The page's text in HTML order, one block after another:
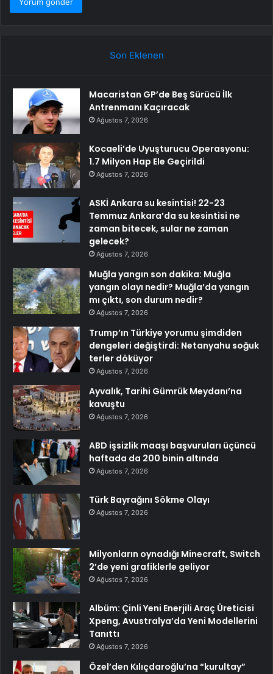
Son Eklenen
Macaristan GP’de Beş Sürücü İlk
Antrenmanı Kaçıracak
Ağustos 7, 2026
Kocaeli’de Uyuşturucu Operasyonu:
1.7 Milyon Hap Ele Geçirildi
Ağustos 7, 2026
ASKİ Ankara su kesintisi! 22-23
Temmuz Ankara’da su kesintisi ne
zaman bitecek, sular ne zaman
gelecek?
Ağustos 7, 2026
Muğla yangın son dakika: Muğla
yangın olayı nedir? Muğla’da yangın
mı çıktı, son durum nedir?
Ağustos 7, 2026
Trump’ın Türkiye yorumu şimdiden
dengeleri değiştirdi: Netanyahu soğuk
terler döküyor
Ağustos 7, 2026
Ayvalık, Tarihi Gümrük Meydanı’na
kavuştu
Ağustos 7, 2026
ABD işsizlik maaşı başvuruları üçüncü
haftada da 200 binin altında
Ağustos 7, 2026
Türk Bayrağını Sökme Olayı
Ağustos 7, 2026
Milyonların oynadığı Minecraft, Switch
2’de yeni grafiklerle geliyor
Ağustos 7, 2026
Albüm: Çinli Yeni Enerjili Araç Üreticisi
Xpeng, Avustralya’da Yeni Modellerini
Tanıttı
Ağustos 7, 2026
Özel’den Kılıçdaroğlu’na “kurultay”